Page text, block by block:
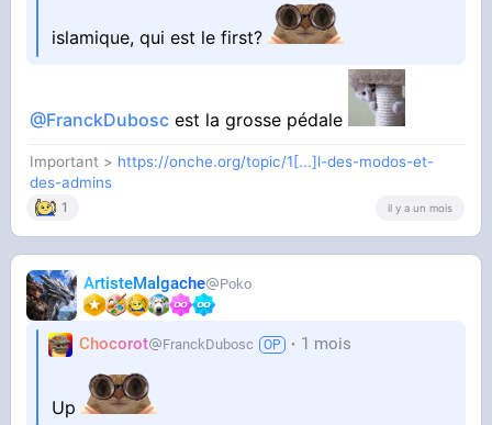
islamique, qui est le first?
@FranckDubosc est la grosse pédale
Important > https://onche.org/topic/1[...]l-des-modos-et-
des-admins
1 il y a un mois
ArtisteMalgache Poko
Chocorot FranckDubosc 1 mois
Up